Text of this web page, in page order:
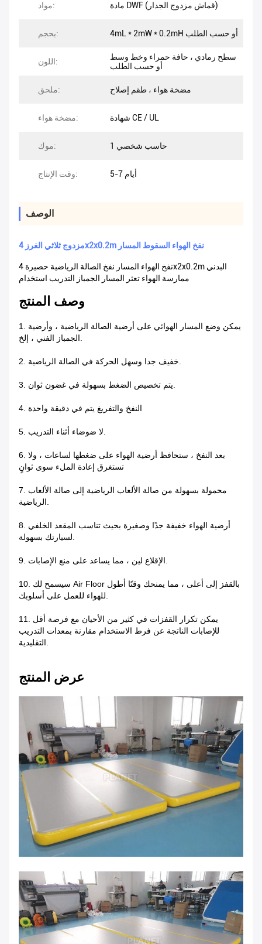
مواد: مادة DWF (قماش مزدوج الجدار)
بحجم: 4mL * 2mW * 0.2mH أو حسب الطلب
اللون:
سطح رمادي ، حافة حمراء وخط وسط
أو حسب الطلب
ملحق: مضخة هواء ، طقم إصلاح
مضخة هواء: شهادة CE / UL
موك: حاسب شخصي 1
وقت الإنتاج: 5-7 أيام
الوصف
مزدوج ثلاثي الغرز 4x2x0.2m نفخ الهواء السقوط المسار
نفخ الهواء المسار نفخ الصالة الرياضية حصيرة 4x2x0.2m البدني
ممارسة الهواء تعثر المسار الجمباز التدريب استخدام
وصف المنتج
1. يمكن وضع المسار الهوائي على أرضية الصالة الرياضية ، وأرضية
الجمباز الفني ، إلخ.
2. خفيف جدا وسهل الحركة في الصالة الرياضية.
3. يتم تخصيص الضغط بسهولة في غضون ثوان.
4. النفخ والتفريغ يتم في دقيقة واحدة
5. لا ضوضاء أثناء التدريب.
6. بعد النفخ ، ستحافظ أرضية الهواء على ضغطها لساعات ، ولا
تستغرق إعادة الملء سوى ثوانٍ
7. محمولة بسهولة من صالة الألعاب الرياضية إلى صالة الألعاب
الرياضية.
8. أرضية الهواء خفيفة جدًا وصغيرة بحيث تناسب المقعد الخلفي
لسيارتك بسهولة.
9. الإقلاع لين ، مما يساعد على منع الإصابات.
10. سيسمح لك Air Floor بالقفز إلى أعلى ، مما يمنحك وقتًا أطول
للهواء للعمل على أسلوبك.
11. يمكن تكرار القفزات في كثير من الأحيان مع فرصة أقل
للإصابات الناتجة عن فرط الاستخدام مقارنة بمعدات التدريب
التقليدية.
عرض المنتج